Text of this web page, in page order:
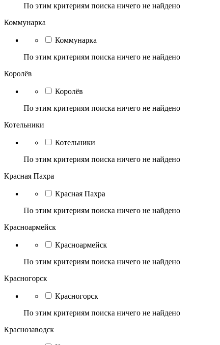
По этим критериям поиска ничего не найдено
Коммунарка
Коммунарка
По этим критериям поиска ничего не найдено
Королёв
Королёв
По этим критериям поиска ничего не найдено
Котельники
Котельники
По этим критериям поиска ничего не найдено
Красная Пахра
Красная Пахра
По этим критериям поиска ничего не найдено
Красноармейск
Красноармейск
По этим критериям поиска ничего не найдено
Красногорск
Красногорск
По этим критериям поиска ничего не найдено
Краснозаводск